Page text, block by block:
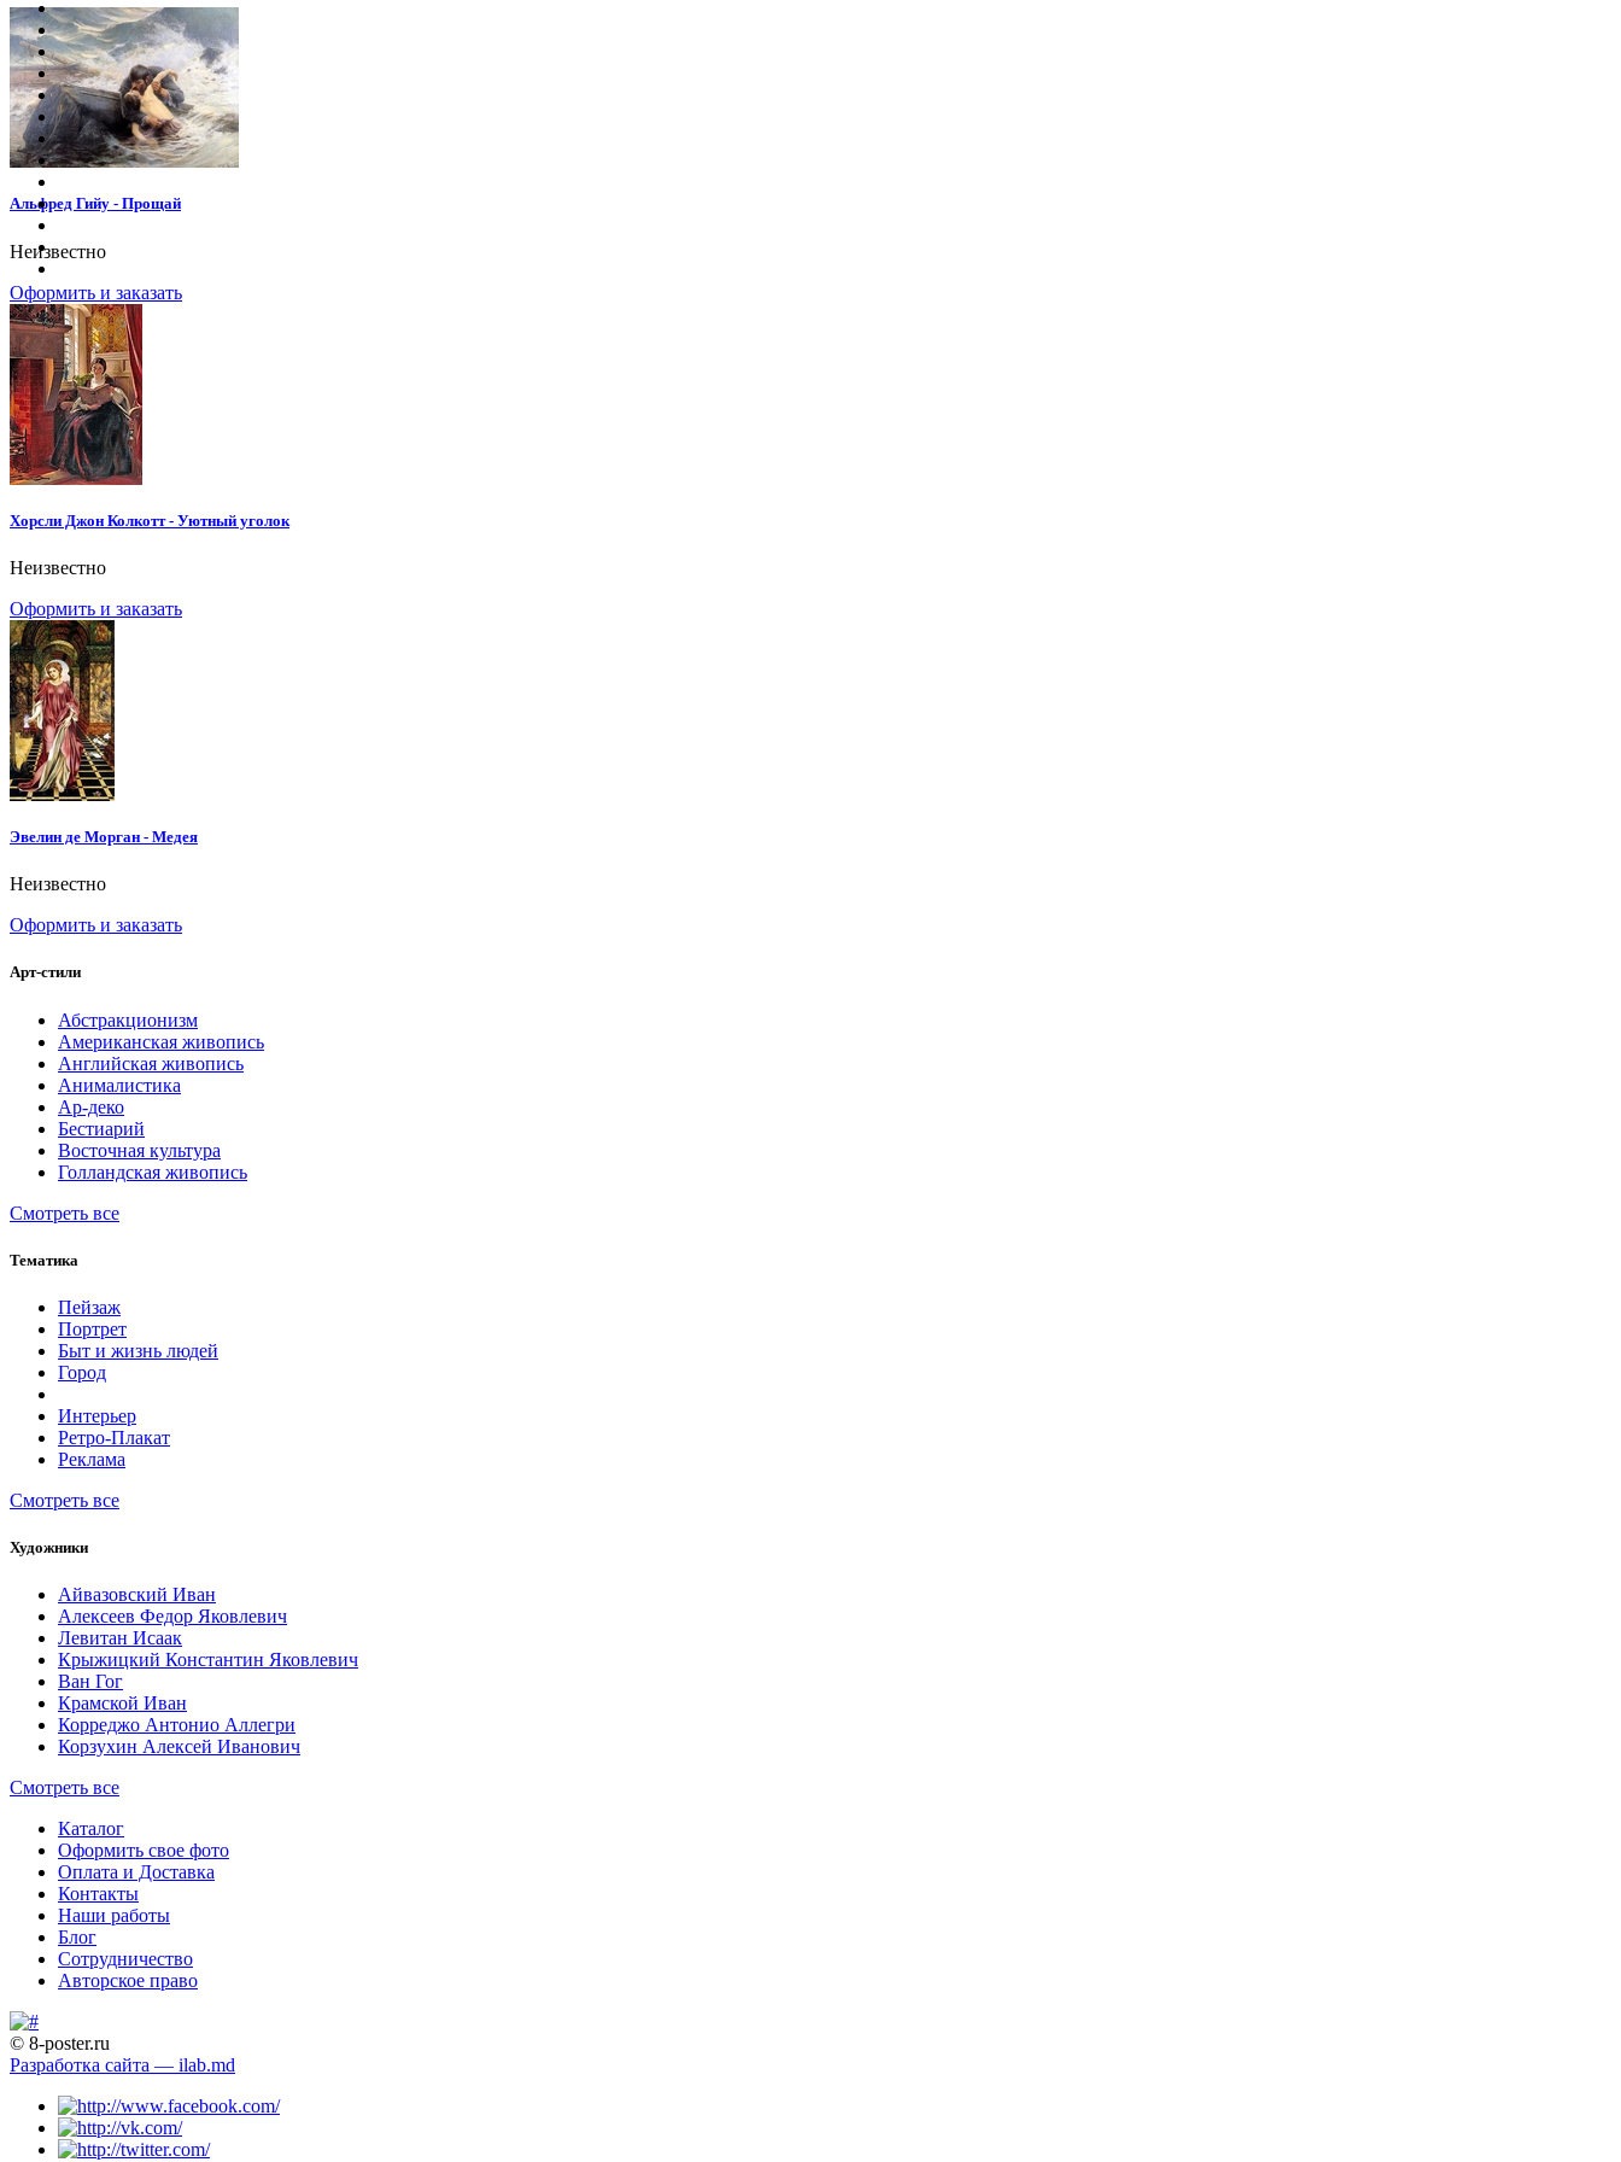
Альфред Гийу - Прощай
Неизвестно
Оформить и заказать
Хорсли Джон Колкотт - Уютный уголок
Неизвестно
Оформить и заказать
Эвелин де Морган - Медея
Неизвестно
Оформить и заказать
Арт-стили
Абстракционизм
Американская живопись
Английская живопись
Анималистика
Ар-деко
Бестиарий
Восточная культура
Голландская живопись
Смотреть все
Тематика
Пейзаж
Портрет
Быт и жизнь людей
Город
Интерьер
Ретро-Плакат
Реклама
Смотреть все
Художники
Айвазовский Иван
Алексеев Федор Яковлевич
Левитан Исаак
Крыжицкий Константин Яковлевич
Ван Гог
Крамской Иван
Корреджо Антонио Аллегри
Корзухин Алексей Иванович
Смотреть все
Каталог
Оформить свое фото
Оплата и Доставка
Контакты
Наши работы
Блог
Сотрудничество
Авторское право
© 8-poster.ru
Разработка сайта — ilab.md